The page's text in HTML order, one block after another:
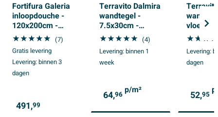
Fortifura Galeria
inloopdouche -
120x200cm -
helder - glas -
wandarm - PVD -
geborsteld koper
(7)
Gratis levering
Levering:binnen 3
dagen
491,99
Terravito Dalmira
wandtegel -
7.5x30cm -
8.6mm -
Rechthoek -
Groen glans
(4)
Levering:binnen 1
week
64,96 p/m²
wand-
-
Levering:
dagen
52,95